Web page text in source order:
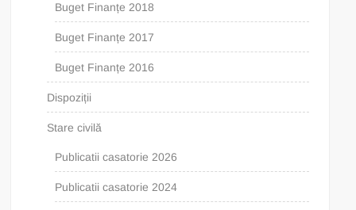
Buget Finanțe 2018
Buget Finanțe 2017
Buget Finanțe 2016
Dispoziții
Stare civilă
Publicatii casatorie 2026
Publicatii casatorie 2024